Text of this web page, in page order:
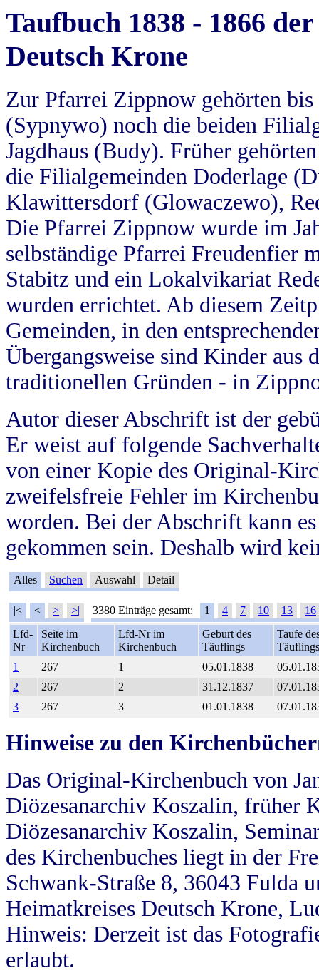
Taufbuch 1838 - 1866
Deutsch Krone
Zur Pfarrei Zippnow gehörten
(Sypnywo) noch die beiden
Jagdhaus (Budy). Früher
die Filialgemeinden Doderlage
Klawittersdorf (Glowaczewo),
Die Pfarrei Zippnow wurde im
selbständige Pfarrei Freudenfier
Stabitz und ein Lokalvikariat
wurden errichtet. Ab diesem
Gemeinden, in den
Übergangsweise sind Kinder aus
traditionellen Gründen - in
Autor dieser Abschrift ist der
Er weist auf folgende
von einer Kopie des Original-
zweifelsfreie Fehler im
worden. Bei der Abschrift kann
gekommen sein. Deshalb wird
Alles Suchen Auswahl Detail
|< < > >| 3380 Einträge gesamt: 1 4 7 10 13
16
Lfd-
Nr
Seite im
Kirchenbuch
Lfd-Nr im
Kirchenbuch
Geburt des
Täuflings
Taufe
Täuflings
1
267 1 05.01.1838
2
267 2 31.12.1837
3
267 3 01.01.1838
Hinweise zu den
Das Original-Kirchenbuch von
Diözesanarchiv Koszalin, früher
Diözesanarchiv Koszalin,
des Kirchenbuches liegt in der
Schwank-Straße 8, 36043 Fulda
Heimatkreises Deutsch Krone,
Hinweis: Derzeit ist das
erlaubt.